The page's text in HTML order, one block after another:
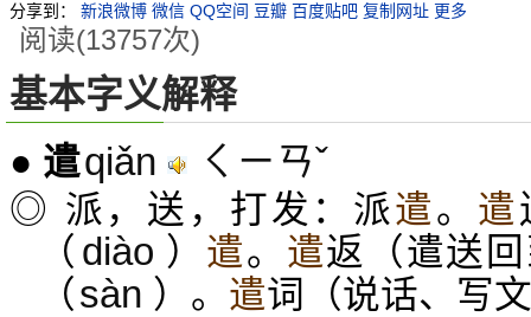
分享到：
新浪微博 微信 QQ空间 豆瓣 百度贴吧 复制网址 更多
阅读(13757次)
基本字义解释
● 遣qiǎn ㄑㄧㄢˇ
◎ 派，送，打发：派遣。 遣
（ diào ） 遣。 遣返（遣送
（sàn ）。 遣词（说话、写